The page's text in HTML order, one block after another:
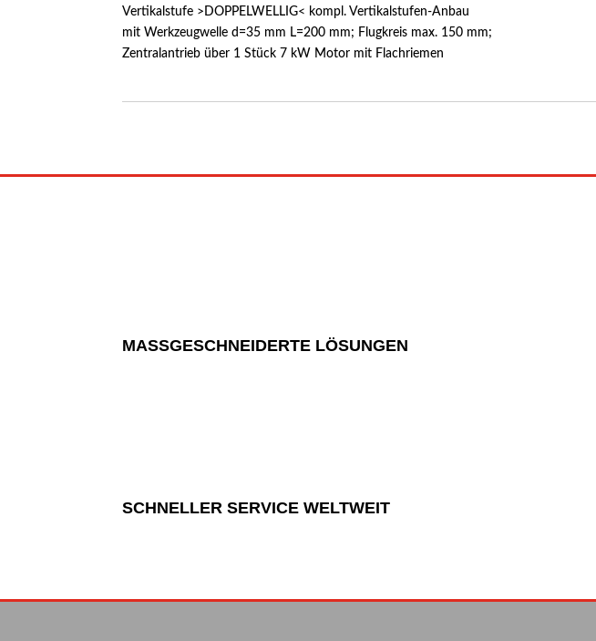
Vertikalstufe >DOPPELWELLIG< kompl. Vertikalstufen-Anbau
mit Werkzeugwelle d=35 mm L=200 mm; Flugkreis max. 150 mm;
Zentralantrieb über 1 Stück 7 kW Motor mit Flachriemen
MASSGESCHNEIDERTE LÖSUNGEN
SCHNELLER SERVICE WELTWEIT